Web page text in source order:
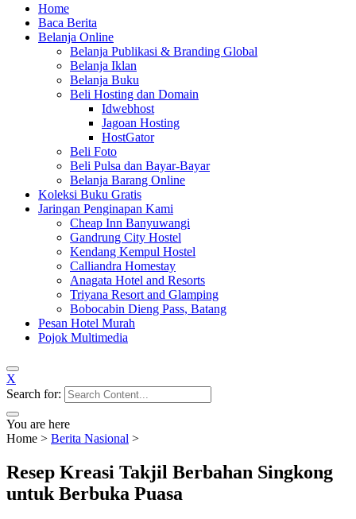
Home
Baca Berita
Belanja Online
Belanja Publikasi & Branding Global
Belanja Iklan
Belanja Buku
Beli Hosting dan Domain
Idwebhost
Jagoan Hosting
HostGator
Beli Foto
Beli Pulsa dan Bayar-Bayar
Belanja Barang Online
Koleksi Buku Gratis
Jaringan Penginapan Kami
Cheap Inn Banyuwangi
Gandrung City Hostel
Kendang Kempul Hostel
Calliandra Homestay
Anagata Hotel and Resorts
Triyana Resort and Glamping
Bobocabin Dieng Pass, Batang
Pesan Hotel Murah
Pojok Multimedia
X
Search for:
You are here
Home > Berita Nasional >
Resep Kreasi Takjil Berbahan Singkong
untuk Berbuka Puasa